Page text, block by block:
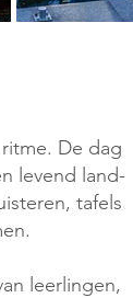
De dag
levend land-
tafels
leerlingen,